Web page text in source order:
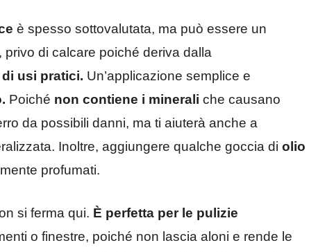
è spesso sottovalutata, ma può essere un
privo di calcare poiché deriva dalla
usi pratici. Un’applicazione semplice e
Poiché non contiene i minerali che causano
da possibili danni, ma ti aiuterà anche a
Inoltre, aggiungere qualche goccia di olio
profumati.
si ferma qui. È perfetta per le pulizie
o finestre, poiché non lascia aloni e rende le